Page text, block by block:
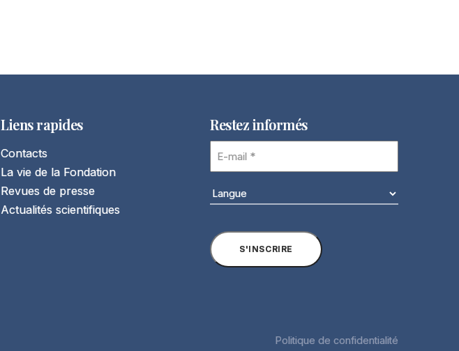
Liens rapides
Contacts
La vie de la Fondation
Revues de presse
Actualités scientifiques
Restez informés
E-
mail
(Nécessaire)
Langue
S'INSCRIRE
Politique de confidentialité